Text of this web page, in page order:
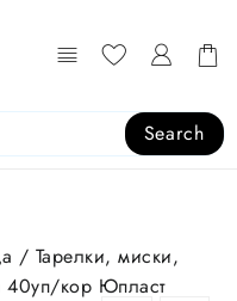
Search
/ Тарелки, миски,
40уп/кор Юпласт